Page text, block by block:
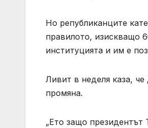
Но републиканците
правилото, изискващо
институцията и им е
Ливит в неделя каза,
промяна.
„Ето защо президентът